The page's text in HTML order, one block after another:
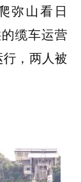
弥山看日
缆车运营
，两人被